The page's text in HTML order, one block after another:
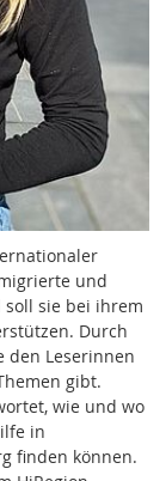
und
sie bei ihrem
Durch
den Leserinnen
gibt.
wie und wo
in
finden können.